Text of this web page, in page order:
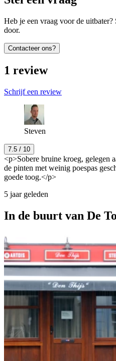
Heb je een vraag voor de
door.
Contacteer ons?
1 review
Schrijf een review
Steven
7.5 / 10
<p>Sobere bruine kroeg, gelegen
de pinten met weinig poespas
goede toog.</p>
5 jaar geleden
In de buurt van De